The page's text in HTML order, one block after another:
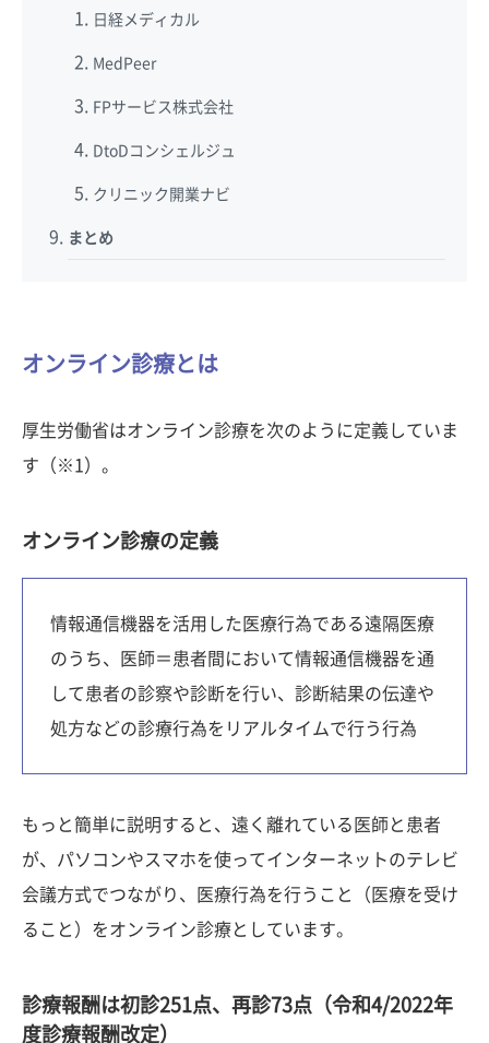
日経メディカル
MedPeer
FPサービス株式会社
DtoDコンシェルジュ
クリニック開業ナビ
まとめ
オンライン診療とは
厚生労働省はオンライン診療を次のように定義していま
す（※1）。
オンライン診療の定義
情報通信機器を活用した医療行為である遠隔医療
のうち、医師＝患者間において情報通信機器を通
して患者の診察や診断を行い、診断結果の伝達や
処方などの診療行為をリアルタイムで行う行為
もっと簡単に説明すると、遠く離れている医師と患者
が、パソコンやスマホを使ってインターネットのテレビ
会議方式でつながり、医療行為を行うこと（医療を受け
ること）をオンライン診療としています。
診療報酬は初診251点、再診73点（令和4/2022年
度診療報酬改定）